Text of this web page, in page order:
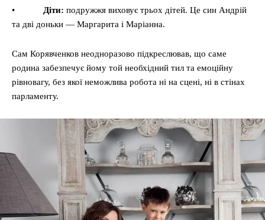
• Діти: подружжя виховує трьох дітей. Це син Андрій
та дві доньки — Маргарита і Маріанна.
Сам Корявченков неодноразово підкреслював, що саме
родина забезпечує йому той необхідний тил та емоційну
рівновагу, без якої неможлива робота ні на сцені, ні в стінах
парламенту.